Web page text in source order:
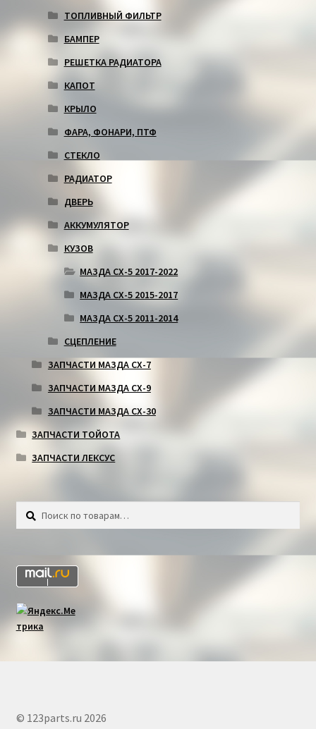
ТОПЛИВНЫЙ ФИЛЬТР
БАМПЕР
РЕШЕТКА РАДИАТОРА
КАПОТ
КРЫЛО
ФАРА, ФОНАРИ, ПТФ
СТЕКЛО
РАДИАТОР
ДВЕРЬ
АККУМУЛЯТОР
КУЗОВ
МАЗДА СХ-5 2017-2022
МАЗДА СХ-5 2015-2017
МАЗДА СХ-5 2011-2014
СЦЕПЛЕНИЕ
ЗАПЧАСТИ МАЗДА СХ-7
ЗАПЧАСТИ МАЗДА СХ-9
ЗАПЧАСТИ МАЗДА СХ-30
ЗАПЧАСТИ ТОЙОТА
ЗАПЧАСТИ ЛЕКСУС
Искать:
Поиск
© 123parts.ru 2026